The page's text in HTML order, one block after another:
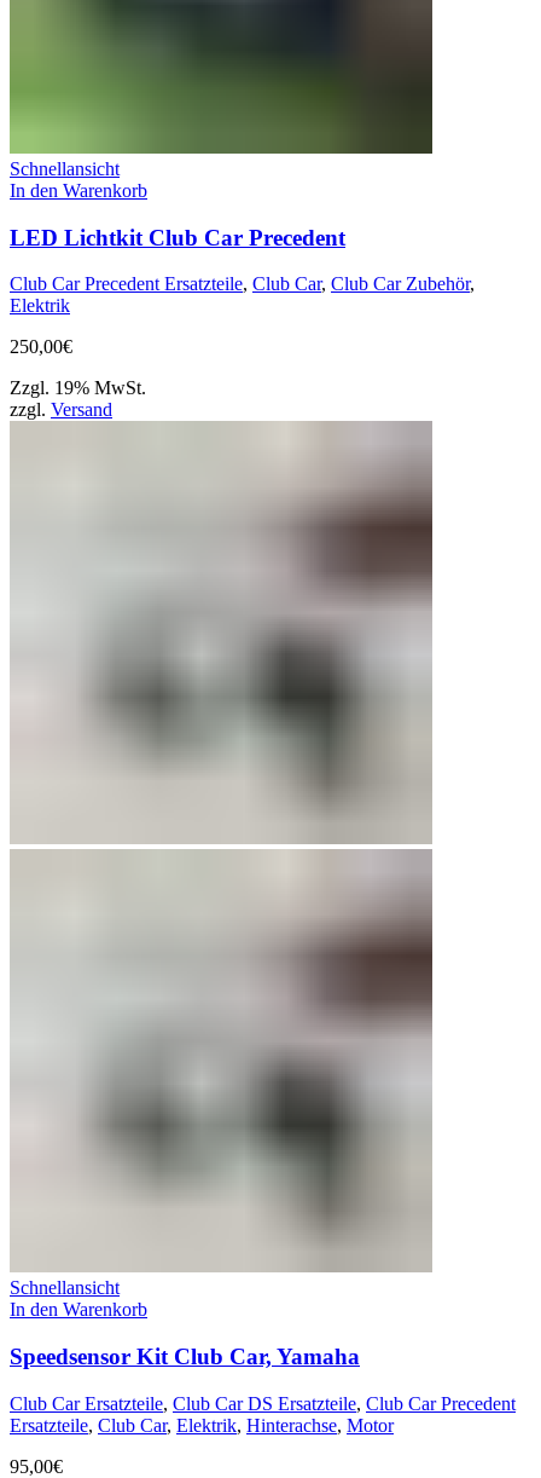
Schnellansicht
In den Warenkorb
LED Lichtkit Club Car Precedent
Club Car Precedent Ersatzteile, Club Car, Club Car Zubehör,
Elektrik
250,00€
Zzgl. 19% MwSt.
zzgl. Versand
Schnellansicht
In den Warenkorb
Speedsensor Kit Club Car, Yamaha
Club Car Ersatzteile, Club Car DS Ersatzteile, Club Car Precedent
Ersatzteile, Club Car, Elektrik, Hinterachse, Motor
95,00€